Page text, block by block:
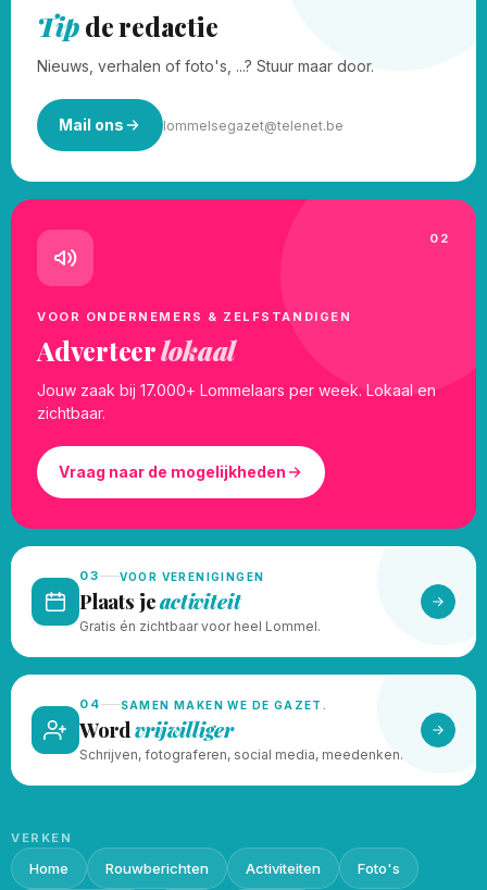
Tipde redactie
Nieuws, verhalen of foto's, ...? Stuur maar door.
Mail ons lommelsegazet@telenet.be
02
VOOR ONDERNEMERS & ZELFSTANDIGEN
Adverteerlokaal
Jouw zaak bij 17.000+ Lommelaars per week. Lokaal en
zichtbaar.
Vraag naar de mogelijkheden
03 VOOR VERENIGINGEN
Plaats jeactiviteit
Gratis én zichtbaar voor heel Lommel.
04 SAMEN MAKEN WE DE GAZET.
Wordvrijwilliger
Schrijven, fotograferen, social media, meedenken.
VERKEN
Home Rouwberichten Activiteiten Foto's